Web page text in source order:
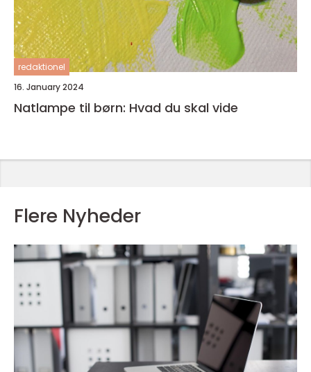
redaktionel
16. January 2024
Natlampe til børn: Hvad du skal vide
Flere Nyheder